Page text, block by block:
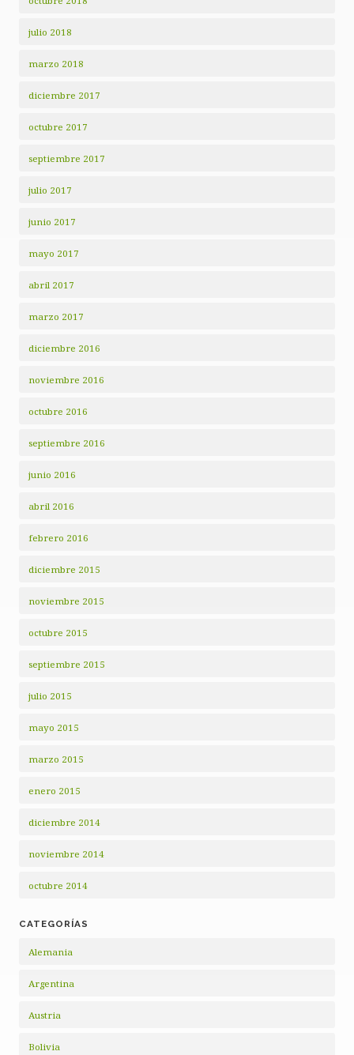
julio 2018
marzo 2018
diciembre 2017
octubre 2017
septiembre 2017
julio 2017
junio 2017
mayo 2017
abril 2017
marzo 2017
diciembre 2016
noviembre 2016
octubre 2016
septiembre 2016
junio 2016
abril 2016
febrero 2016
diciembre 2015
noviembre 2015
octubre 2015
septiembre 2015
julio 2015
mayo 2015
marzo 2015
enero 2015
diciembre 2014
noviembre 2014
octubre 2014
CATEGORÍAS
Alemania
Argentina
Austria
Bolivia